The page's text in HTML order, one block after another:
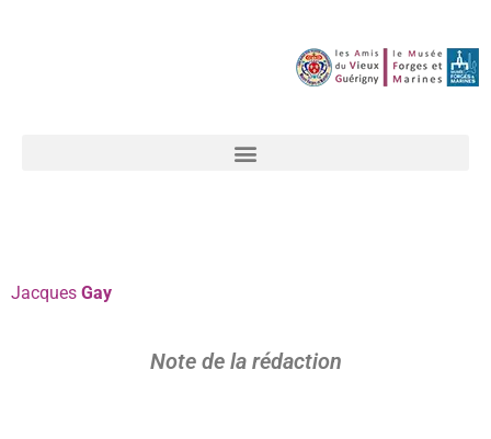
Jacques Gay
Note de la rédaction